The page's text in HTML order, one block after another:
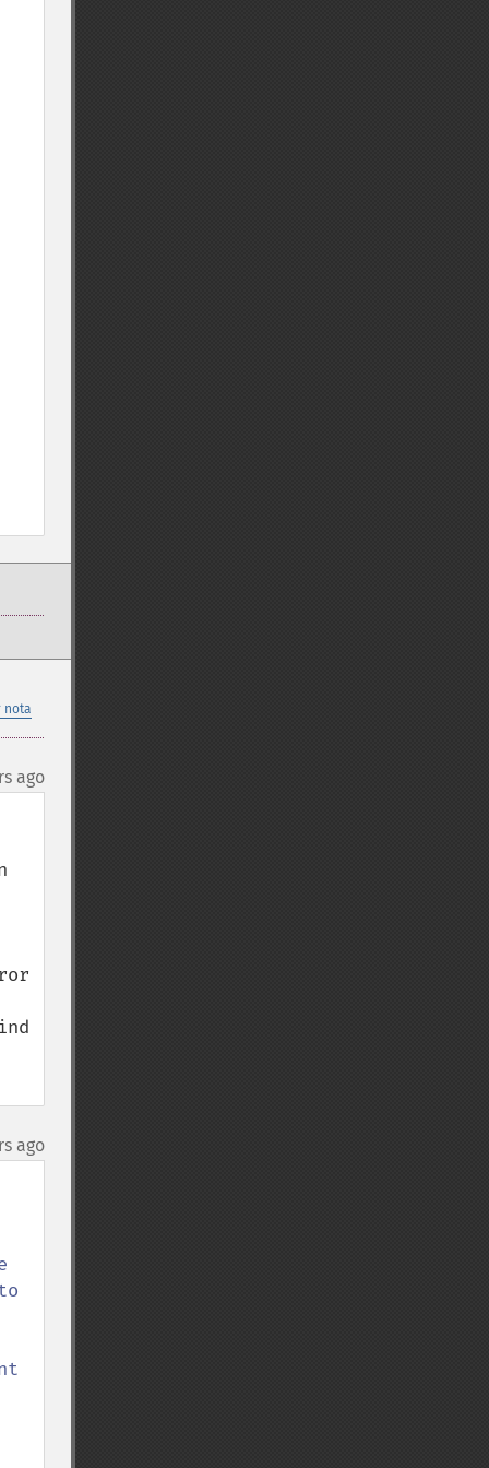
nota
ago
ago